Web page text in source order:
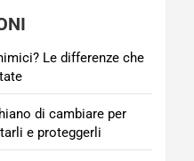
Le differenze che
di cambiare per
e proteggerli